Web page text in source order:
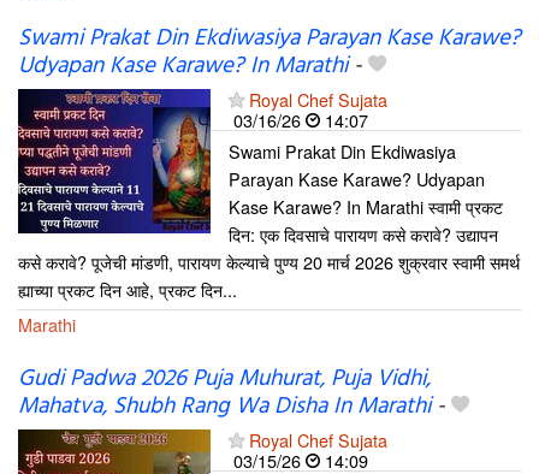
Swami Prakat Din Ekdiwasiya Parayan Kase Karawe?
Udyapan Kase Karawe? In Marathi-
Royal Chef Sujata
03/16/26
14:07
Swami Prakat Din Ekdiwasiya
Parayan Kase Karawe? Udyapan
Kase Karawe? In Marathi स्वामी प्रकट
दिन: एक दिवसाचे पारायण कसे करावे? उद्यापन
कसे करावे? पूजेची मांडणी, पारायण केल्याचे पुण्य 20 मार्च 2026 शुक्रवार स्वामी समर्थ
ह्याच्या प्रकट दिन आहे, प्रकट दिन...
Marathi
Gudi Padwa 2026 Puja Muhurat, Puja Vidhi,
Mahatva, Shubh Rang Wa Disha In Marathi-
Royal Chef Sujata
03/15/26
14:09